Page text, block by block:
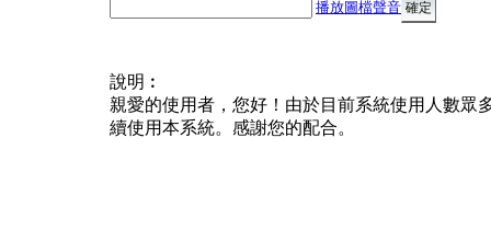
播放圖檔聲音
說明︰
親愛的使用者，您好！由於目前系統使用人數眾
續使用本系統。感謝您的配合。